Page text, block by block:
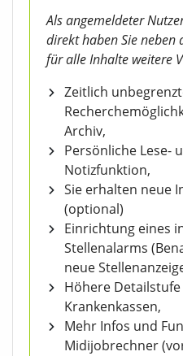
Als angemeldeter
direkt haben Sie neben
für alle Inhalte weitere
Zeitlich
Archiv,
Persönliche Lese-
Notizfunktion,
Sie erhalten neue
(optional)
Einrichtung eines
Stellenalarms
neue
Höhere
Krankenkassen,
Mehr Infos und
Midijobrechner